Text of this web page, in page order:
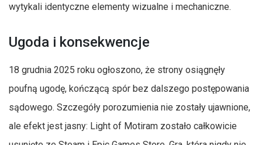
wytykali identyczne elementy wizualne i mechaniczne.
Ugoda i konsekwencje
18 grudnia 2025 roku ogłoszono, że strony osiągnęły
poufną ugodę, kończącą spór bez dalszego postępowania
sądowego. Szczegóły porozumienia nie zostały ujawnione,
ale efekt jest jasny: Light of Motiram zostało całkowicie